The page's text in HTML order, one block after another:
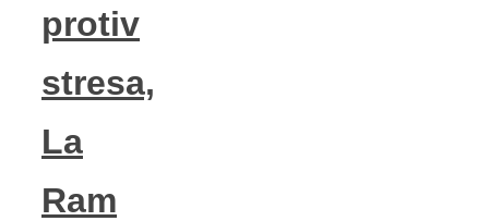
protiv
stresa,
La
Ram